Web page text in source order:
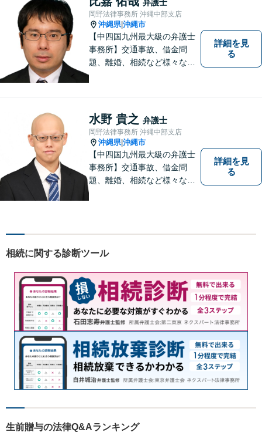
弁護士
岡野法律事務所 沖縄中部支店
沖縄県|沖縄市
【中四国九州最大級の弁護士
事務所】交通事故、借金問
題、離婚、相続など様々な問
まずはお気軽にご相談くださ
い！
詳細を見
る
水野 貴之 弁護士
岡野法律事務所 沖縄中部支店
沖縄県|沖縄市
【中四国九州最大級の弁護士
事務所】交通事故、借金問
題、離婚、相続など様々な問
い！
詳細を見
る
相続に関する診断ツール
生前贈与の法律Q&Aランキング